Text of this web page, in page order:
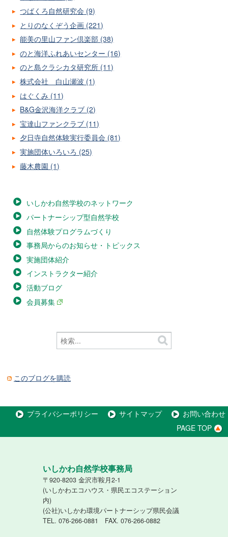
つばくろ自然研究会 (9)
とりのなくぞう企画 (221)
能美の里山ファン倶楽部 (38)
のと海洋ふれあいセンター (16)
のと島クラシカタ研究所 (11)
株式会社 白山瀬波 (1)
はぐくみ (11)
B&G金沢海洋クラブ (2)
宝達山ファンクラブ (11)
夕日寺自然体験実行委員会 (81)
実施団体いろいろ (25)
藤木農園 (1)
いしかわ自然学校のネットワーク
パートナーシップ型自然学校
自然体験プログラムづくり
事務局からのお知らせ・トピックス
実施団体紹介
インストラクター紹介
活動ブログ
会員募集
このブログを購読
プライバシーポリシー サイトマップ
お問い合わせ
PAGE TOP
いしかわ自然学校事務局
〒920-8203 金沢市鞍月2-1
(いしかわエコハウス・県民エコステーション
内)
(公社)いしかわ環境パートナーシップ県民会議
TEL. 076-266-0881 FAX. 076-266-0882